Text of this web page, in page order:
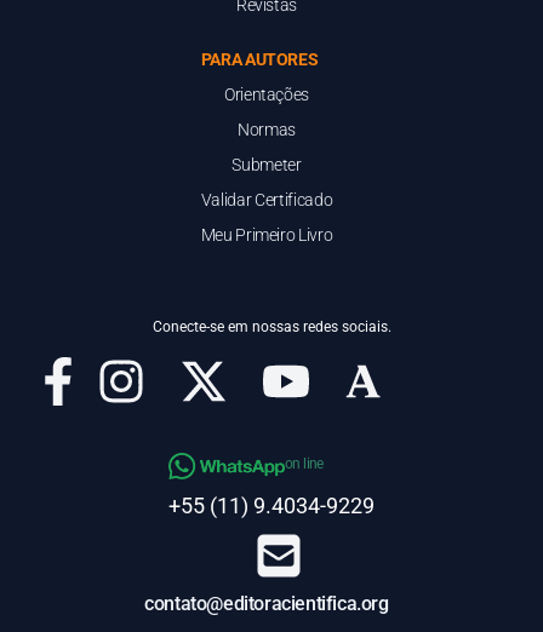
Revistas
PARA AUTORES
Orientações
Normas
Submeter
Validar Certificado
Meu Primeiro Livro
Conecte-se em nossas redes sociais.
on line
+55 (11) 9.4034-9229
contato@editoracientifica.org